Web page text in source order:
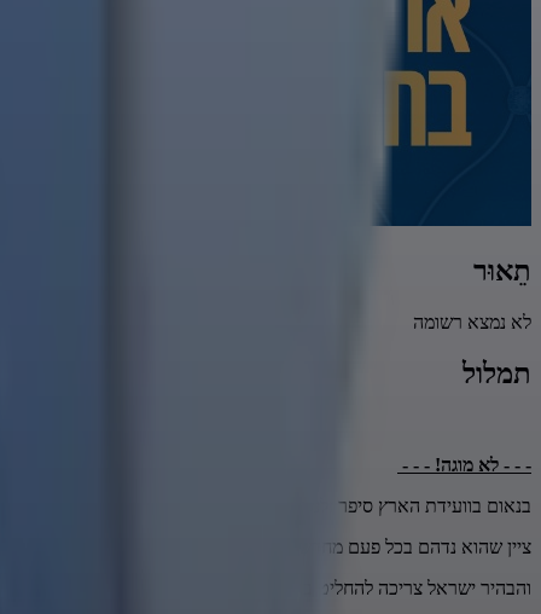
תֵאוּר
לא נמצא רשומה
תמלול
- - - לא מוגה! - - -
בנאום בוועידת הארץ סיפר זלנסקי באריכות על מתקפת הכטב״מים
ציין שהוא נדהם בכל פעם מחדש שאין סיוע ישראלי בנושא,
והבהיר ישראל צריכה להחליט באיזה צד היא.